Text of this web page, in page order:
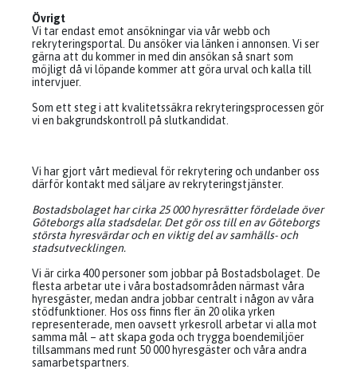
Övrigt
Vi tar endast emot ansökningar via vår webb och
rekryteringsportal. Du ansöker via länken i annonsen. Vi ser
gärna att du kommer in med din ansökan så snart som
möjligt då vi löpande kommer att göra urval och kalla till
intervjuer.
Som ett steg i att kvalitetssäkra rekryteringsprocessen gör
vi en bakgrundskontroll på slutkandidat.
Vi har gjort vårt medieval för rekrytering och undanber oss
därför kontakt med säljare av rekryteringstjänster.
Bostadsbolaget har cirka 25 000 hyresrätter fördelade över
Göteborgs alla stadsdelar. Det gör oss till en av Göteborgs
största hyresvärdar och en viktig del av samhälls- och
stadsutvecklingen.
Vi är cirka 400 personer som jobbar på Bostadsbolaget. De
flesta arbetar ute i våra bostadsområden närmast våra
hyresgäster, medan andra jobbar centralt i någon av våra
stödfunktioner. Hos oss finns fler än 20 olika yrken
representerade, men oavsett yrkesroll arbetar vi alla mot
samma mål – att skapa goda och trygga boendemiljöer
tillsammans med runt 50 000 hyresgäster och våra andra
samarbetspartners.